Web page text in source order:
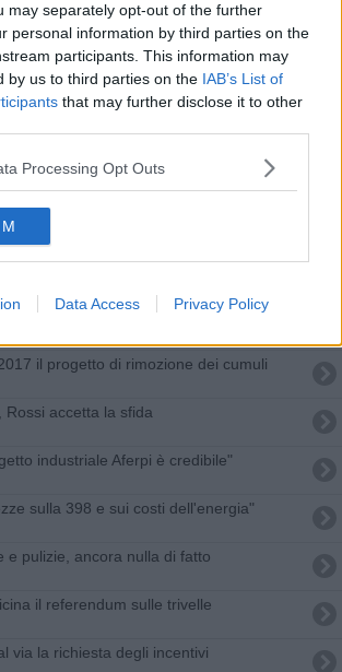
may separately opt-out of the further
personal information by third parties on the
participants. This information may
by us to third parties on the IAB’s List of
that may further disclose it to other
Processing Opt Outs
Data Access Privacy Policy
ipotesi nuovo commissariamento
ci aspettiamo una risposta chiara"
l'addendum detta i tempi del rilancio
di Rebrab che non piace alle banche
d'insediamento per guidare la ripresa
Piombino nel patto per la Toscana
il progetto di rimozione dei cumuli
Rossi accetta la sfida
industriale Aferpi è credibile"
sulla 398 e sui costi dell'energia"
e pulizie, ancora nulla di fatto
il referendum sulle trivelle
via la richiesta degli incentivi